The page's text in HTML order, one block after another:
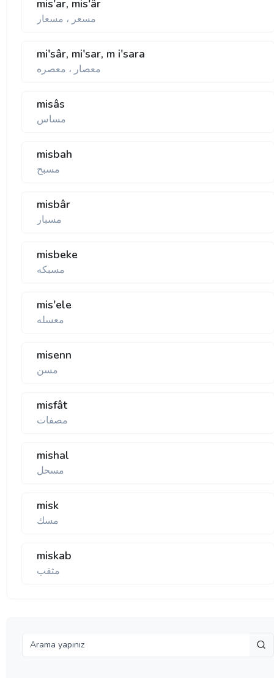
mis'ar, mis'âr
مسعر ، مسعار
mi'sâr, mi'sar, m i'sara
معصار ، معصره
misâs
مساس
misbah
مسبح
misbâr
مسبار
misbeke
مسبكه
mis'ele
معسله
misenn
مسن
misfât
مصفات
mishal
مسحل
misk
مسك
miskab
مثقب